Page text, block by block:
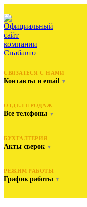
СВЯЗАТЬСЯ С НАМИ
Контакты и email ▼
ОТДЕЛ ПРОДАЖ
Все телефоны ▼
БУХГАЛТЕРИЯ
Акты сверок ▼
РЕЖИМ РАБОТЫ
График работы ▼